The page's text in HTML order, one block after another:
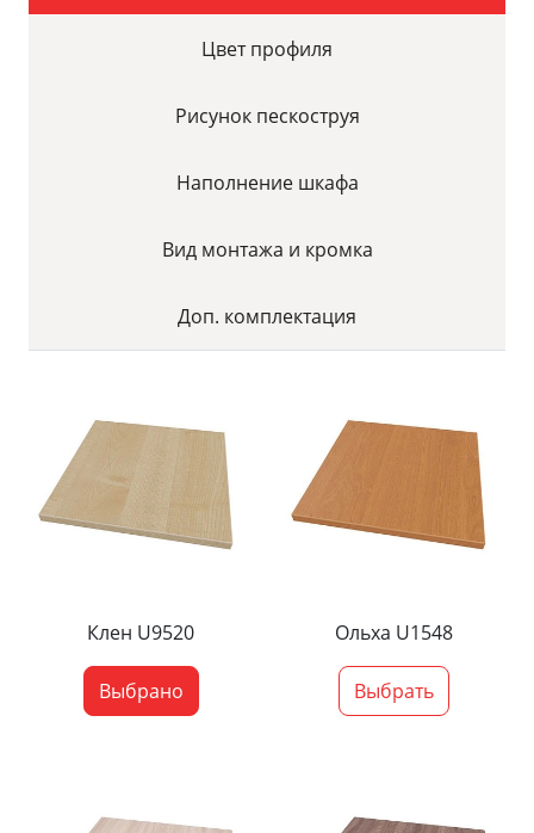
Цвет профиля
Рисунок пескоструя
Наполнение шкафа
Вид монтажа и кромка
Доп. комплектация
Клен U9520
Выбрано
Ольха U1548
Выбрать